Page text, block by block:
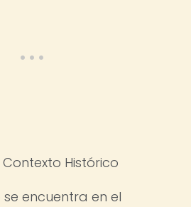
Histórico
se encuentra en el